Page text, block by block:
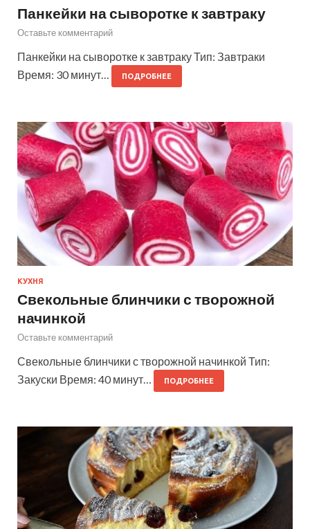
Панкейки на сыворотке к завтраку
Оставьте комментарий
Панкейки на сыворотке к завтраку Тип: Завтраки
Время: 30 минут…
ПОДРОБНЕЕ
КУХНЯ
Свекольные блинчики с творожной
начинкой
Оставьте комментарий
Свекольные блинчики с творожной начинкой Тип:
Закуски Время: 40 минут…
ПОДРОБНЕЕ